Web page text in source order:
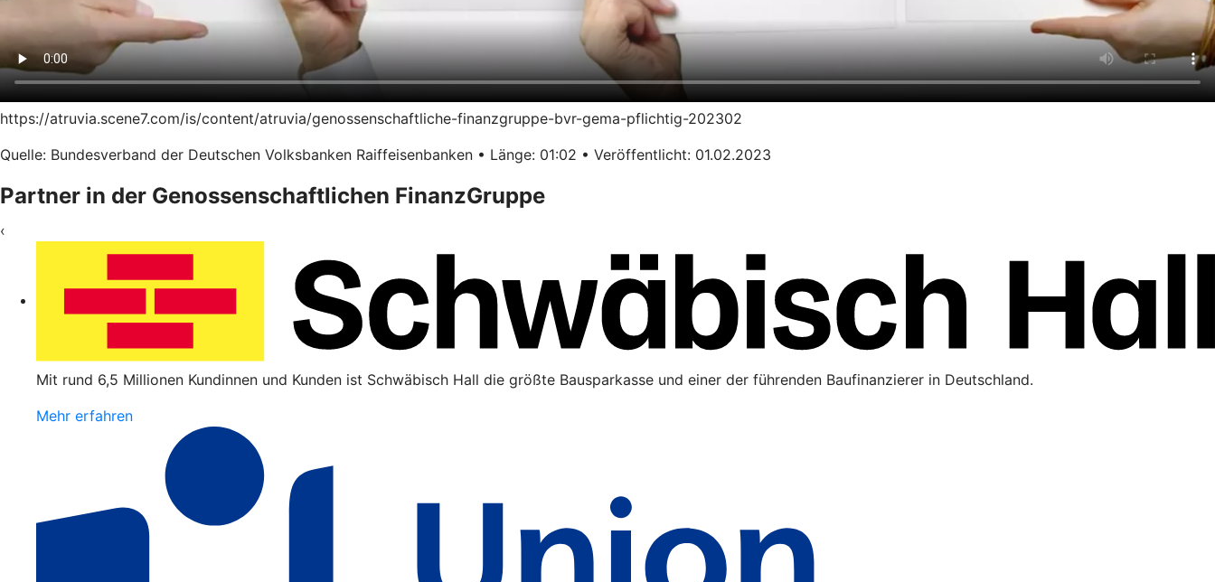
https://atruvia.scene7.com/is/content/atruvia/genossenschaftliche-finanzgruppe-bvr-gema-pflichtig-202302
Quelle: Bundesverband der Deutschen Volksbanken Raiffeisenbanken • Länge: 01:02 • Veröffentlicht: 01.02.2023
Partner in der Genossenschaftlichen FinanzGruppe
‹
Mit rund 6,5 Millionen Kundinnen und Kunden ist Schwäbisch Hall die größte Bausparkasse und einer der führenden Baufinanzierer in Deutschland.
Mehr erfahren